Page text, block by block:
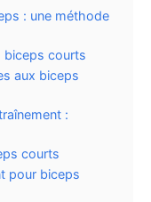
: une méthode
biceps courts
aux biceps
:
courts
pour biceps